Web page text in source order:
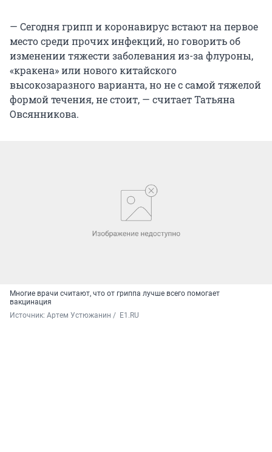
— Сегодня грипп и коронавирус встают на первое
место среди прочих инфекций, но говорить об
изменении тяжести заболевания из-за флуроны,
«кракена» или нового китайского
высокозаразного варианта, но не с самой тяжелой
формой течения, не стоит, — считает Татьяна
Овсянникова.
Многие врачи считают, что от гриппа лучше всего помогает
вакцинация
Источник: Артем Устюжанин /  E1.RU